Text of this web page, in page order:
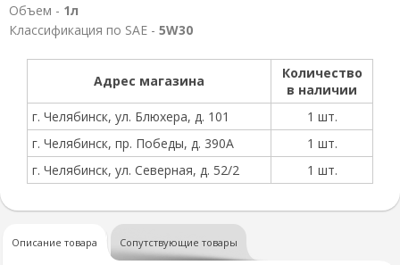
Объем - 1л
Классификация по SAE - 5W30
Адрес магазина
Количество
в наличии
г. Челябинск, ул. Блюхера, д. 101
1 шт.
г. Челябинск, пр. Победы, д. 390А
1 шт.
г. Челябинск, ул. Северная, д. 52/2
1 шт.
Описание товара Сопутствующие товары